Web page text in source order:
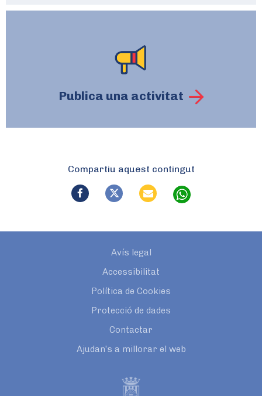
Publica una activitat
Compartiu aquest contingut
Avís legal
Accessibilitat
Política de Cookies
Protecció de dades
Contactar
Ajudan’s a millorar el web